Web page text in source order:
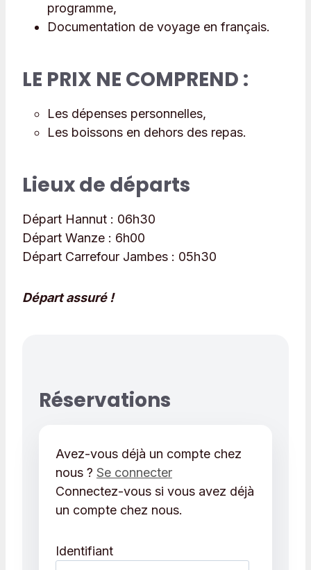
programme,
Documentation de voyage en français.
LE PRIX NE COMPREND :
Les dépenses personnelles,
Les boissons en dehors des repas.
Lieux de départs
Départ Hannut : 06h30
Départ Wanze : 6h00
Départ Carrefour Jambes : 05h30
Départ assuré !
Réservations
Avez-vous déjà un compte chez
nous ? Se connecter
Connectez-vous si vous avez déjà
un compte chez nous.
Identifiant